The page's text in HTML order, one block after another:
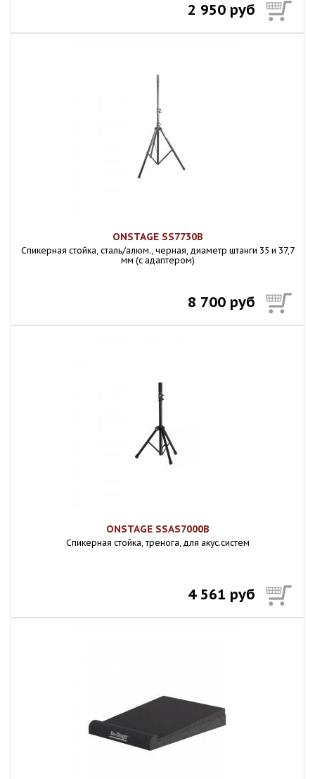
2 950 руб
ONSTAGE SS7730B
Спикерная стойка, сталь/алюм., черная, диаметр штанги 35 и 37,7
мм (с адаптером)
8 700 руб
ONSTAGE SSAS7000B
Спикерная стойка, тренога, для акус.систем
4 561 руб